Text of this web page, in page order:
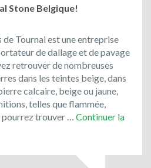
ont
toujours
la
cote
!
Stone Belgique!
Tournai est une entreprise
de dallage et de pavage
retrouver de nombreuses
dans les teintes beige, dans
calcaire, beige ou jaune,
telles que flammée,
pourrez trouver … Continuer la